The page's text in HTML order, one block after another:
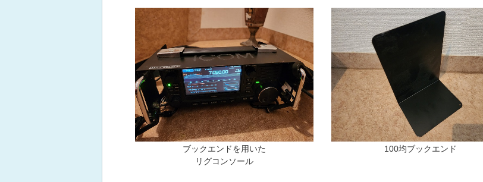
ブックエンドを用いた
リグコンソール
100均ブックエンド